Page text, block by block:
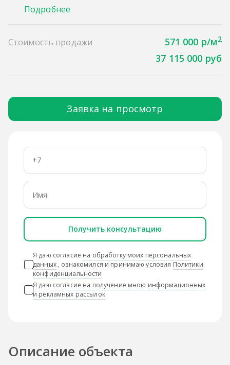
Подробнее
Стоимость продажи 571 000 р/м2
37 115 000 руб
Заявка на просмотр
Получить консультацию
Я даю согласие на обработку моих персональных
данных, ознакомился и принимаю условия Политики
конфиденциальности
Я даю согласие на получение мною информационных
и рекламных рассылок
Описание объекта